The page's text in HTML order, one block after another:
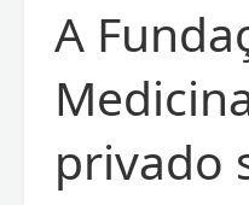
A
privado